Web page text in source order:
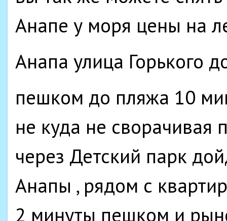
Анапе у моря цены на
Анапа улица Горького
пешком до пляжа 10
не куда не
через Детский парк
Анапы , рядом с
2 минуты пешком и